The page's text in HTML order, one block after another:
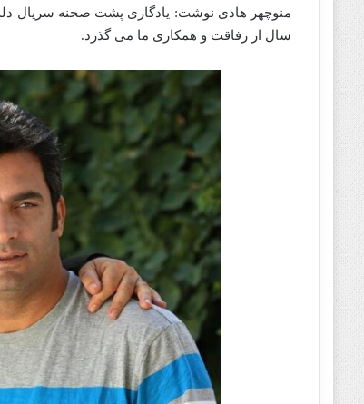
منوچهر هادی نوشت: یادگاری پشت صحنه سریال
سال از رفاقت و همکاری ما می گذرد.